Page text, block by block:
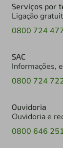
Serviços por
Ligação
0800 724
SAC
Informações,
0800 724
Ouvidoria
Ouvidoria e
0800 646